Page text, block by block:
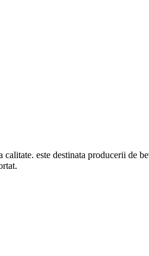
este destinata producerii de